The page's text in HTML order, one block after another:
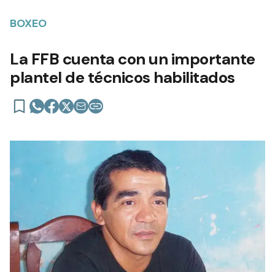
BOXEO
La FFB cuenta con un importante
plantel de técnicos habilitados